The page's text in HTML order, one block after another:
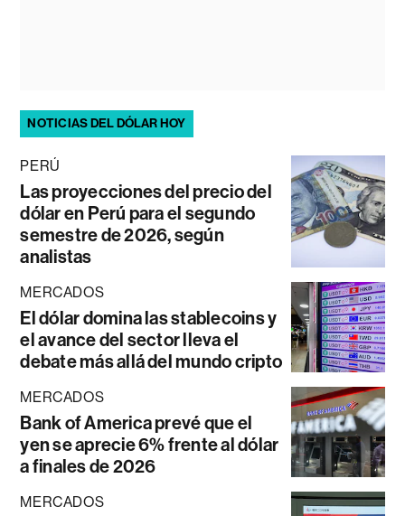
NOTICIAS DEL DÓLAR HOY
PERÚ
Las proyecciones del precio del
dólar en Perú para el segundo
semestre de 2026, según
analistas
MERCADOS
El dólar domina las stablecoins y
el avance del sector lleva el
debate más allá del mundo cripto
MERCADOS
Bank of America prevé que el
yen se aprecie 6% frente al dólar
a finales de 2026
MERCADOS